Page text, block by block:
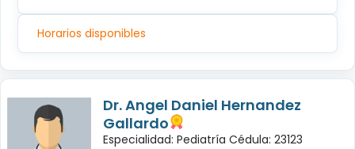
Horarios disponibles
Dr. Angel Daniel Hernandez
Gallardo
Especialidad: Pediatría Cédula: 23123